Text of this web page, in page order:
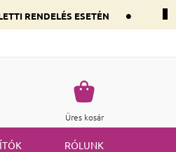
RENDELÉS ESETÉN •
Kosár
Üres kosár
RÓLUNK